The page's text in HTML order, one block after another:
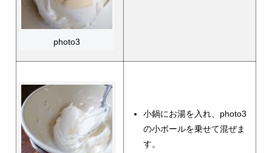
photo3
小鍋にお湯を入れ、photo3
の小ボールを乗せて混ぜま
す。